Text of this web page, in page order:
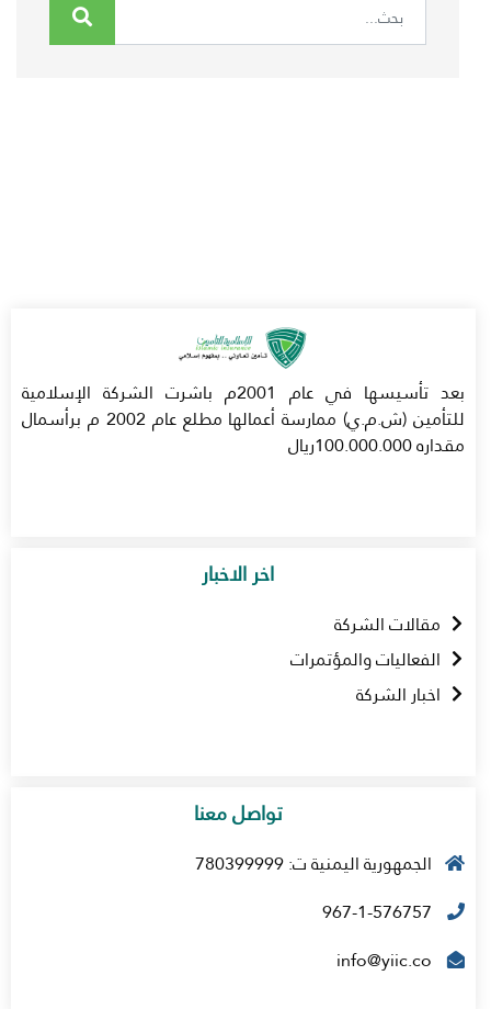
بعد تأسيسها في عام 2001م باشرت الشركة الإسلامية
للتأمين (ش.م.ي) ممارسة أعمالها مطلع عام 2002 م برأسمال
مقداره 100.000.000ريال
اخر الاخبار
مقالات الشركة
الفعاليات والمؤتمرات
اخبار الشركة
تواصل معنا
الجمهورية اليمنية ت: 780399999
967-1-576757
info@yiic.co